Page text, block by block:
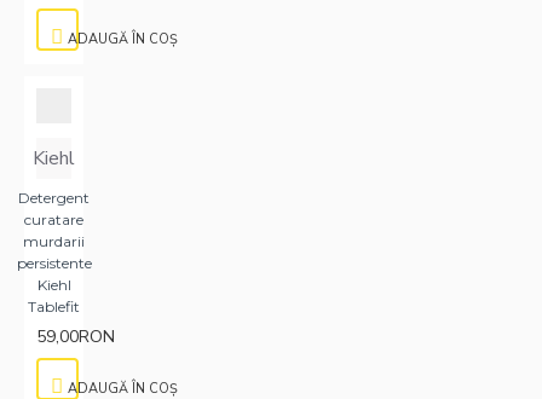
ADAUGĂ ÎN COŞ
Kiehl
Detergent
curatare
murdarii
persistente
Kiehl
Tablefit
59,00RON
ADAUGĂ ÎN COŞ